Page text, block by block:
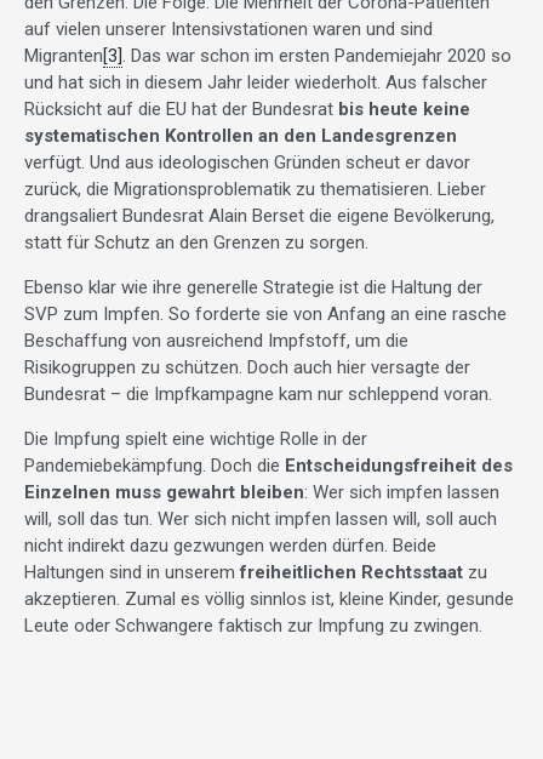
auf vielen unserer Intensivstationen waren und sind
Migranten[3]. Das war schon im ersten Pandemiejahr 2020 so
und hat sich in diesem Jahr leider wiederholt. Aus falscher
Rücksicht auf die EU hat der Bundesrat bis heute keine
systematischen Kontrollen an den Landesgrenzen
verfügt. Und aus ideologischen Gründen scheut er davor
zurück, die Migrationsproblematik zu thematisieren. Lieber
drangsaliert Bundesrat Alain Berset die eigene Bevölkerung,
statt für Schutz an den Grenzen zu sorgen.
Ebenso klar wie ihre generelle Strategie ist die Haltung der
SVP zum Impfen. So forderte sie von Anfang an eine rasche
Beschaffung von ausreichend Impfstoff, um die
Risikogruppen zu schützen. Doch auch hier versagte der
Bundesrat – die Impfkampagne kam nur schleppend voran.
Die Impfung spielt eine wichtige Rolle in der
Pandemiebekämpfung. Doch die Entscheidungsfreiheit des
Einzelnen muss gewahrt bleiben: Wer sich impfen lassen
will, soll das tun. Wer sich nicht impfen lassen will, soll auch
nicht indirekt dazu gezwungen werden dürfen. Beide
Haltungen sind in unseremfreiheitlichen Rechtsstaat zu
akzeptieren. Zumal es völlig sinnlos ist, kleine Kinder, gesunde
Leute oder Schwangere faktisch zur Impfung zu zwingen.